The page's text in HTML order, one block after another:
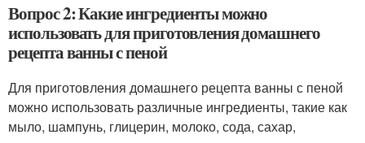
Вопрос 2: Какие ингредиенты можно
использовать для приготовления домашнего
рецепта ванны с пеной
Для приготовления домашнего рецепта ванны с пеной
можно использовать различные ингредиенты, такие как
мыло, шампунь, глицерин, молоко, сода, сахар,